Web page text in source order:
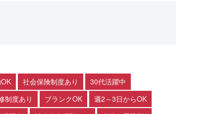
社会保険制度あり
30代活躍中
制度あり ブランクOK
週2～3日からOK